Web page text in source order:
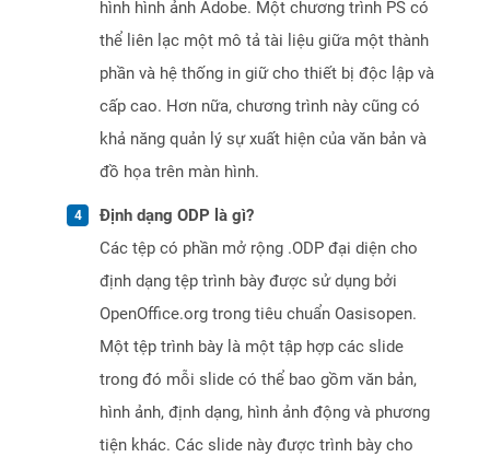
hình hình ảnh Adobe. Một chương trình PS có
thể liên lạc một mô tả tài liệu giữa một thành
phần và hệ thống in giữ cho thiết bị độc lập và
cấp cao. Hơn nữa, chương trình này cũng có
khả năng quản lý sự xuất hiện của văn bản và
đồ họa trên màn hình.
Định dạng ODP là gì?
Các tệp có phần mở rộng .ODP đại diện cho
định dạng tệp trình bày được sử dụng bởi
OpenOffice.org trong tiêu chuẩn Oasisopen.
Một tệp trình bày là một tập hợp các slide
trong đó mỗi slide có thể bao gồm văn bản,
hình ảnh, định dạng, hình ảnh động và phương
tiện khác. Các slide này được trình bày cho